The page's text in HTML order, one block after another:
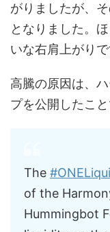
がりましたが、
となりました。
いな右肩上がりで
高騰の原因は、
プを公開したこと
The
of the
Hummingbot